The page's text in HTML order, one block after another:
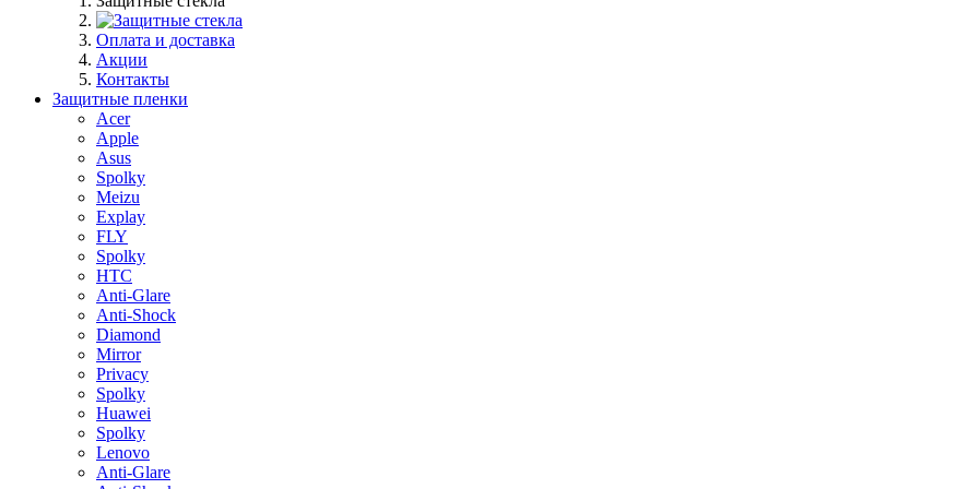
Оплата и доставка
Акции
Контакты
Защитные пленки
Acer
Apple
Asus
Spolky
Meizu
Explay
FLY
Spolky
HTC
Anti-Glare
Anti-Shock
Diamond
Mirror
Privacy
Spolky
Huawei
Spolky
Lenovo
Anti-Glare